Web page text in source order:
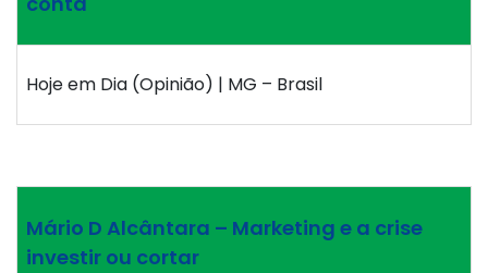
Hoje em Dia (Opinião) | MG – Brasil
Mário D Alcântara – Marketing e a crise
investir ou cortar